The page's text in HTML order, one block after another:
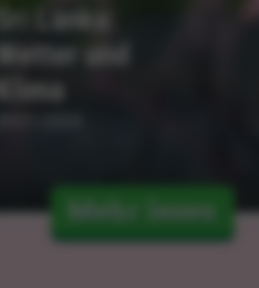
Sri Lanka:
Wetter und
Klima
Mehr lesen